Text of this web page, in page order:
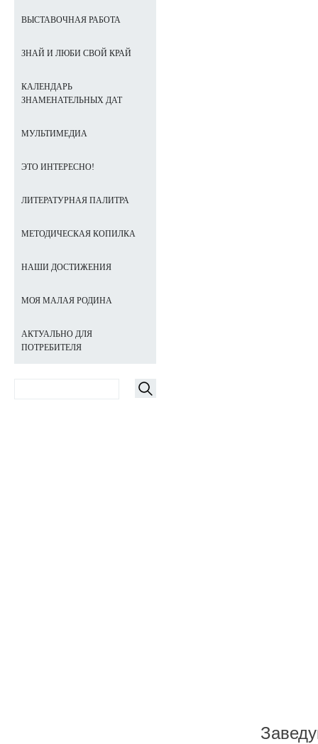
ВЫСТАВОЧНАЯ РАБОТА
ЗНАЙ И ЛЮБИ СВОЙ КРАЙ
КАЛЕНДАРЬ
ЗНАМЕНАТЕЛЬНЫХ ДАТ
МУЛЬТИМЕДИА
ЭТО ИНТЕРЕСНО!
ЛИТЕРАТУРНАЯ ПАЛИТРА
МЕТОДИЧЕСКАЯ КОПИЛКА
НАШИ ДОСТИЖЕНИЯ
МОЯ МАЛАЯ РОДИНА
АКТУАЛЬНО ДЛЯ
ПОТРЕБИТЕЛЯ